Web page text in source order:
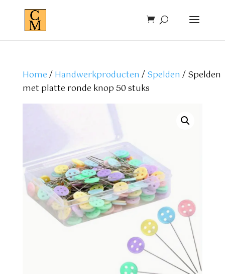
Home/Handwerkproducten /Spelden / Spelden
met platte ronde knop 50 stuks